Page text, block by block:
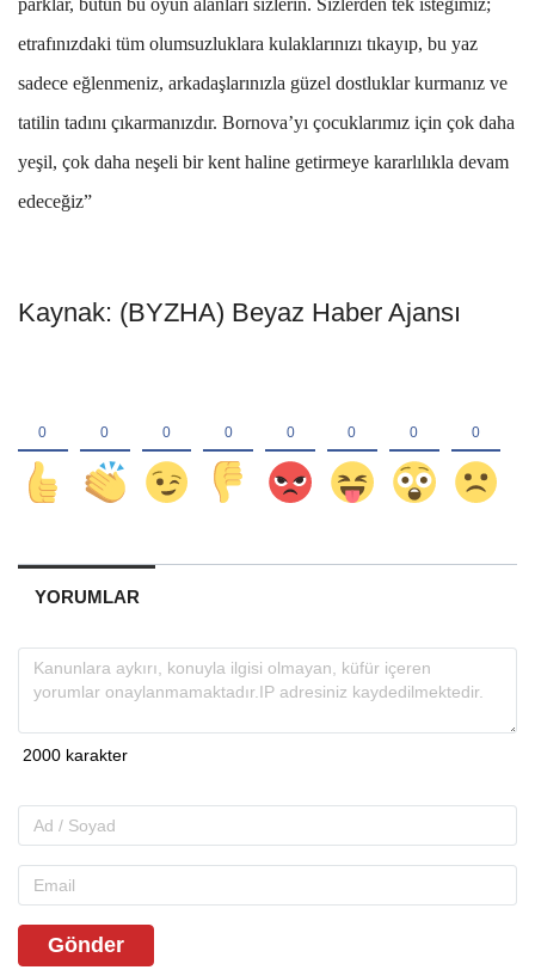
etrafınızdaki tüm olumsuzluklara kulaklarınızı tıkayıp, bu yaz
sadece eğlenmeniz, arkadaşlarınızla güzel dostluklar kurmanız ve
tatilin tadını çıkarmanızdır. Bornova’yı çocuklarımız için çok daha
yeşil, çok daha neşeli bir kent haline getirmeye kararlılıkla devam
edeceğiz”
Kaynak: (BYZHA) Beyaz Haber Ajansı
YORUMLAR
Gönder